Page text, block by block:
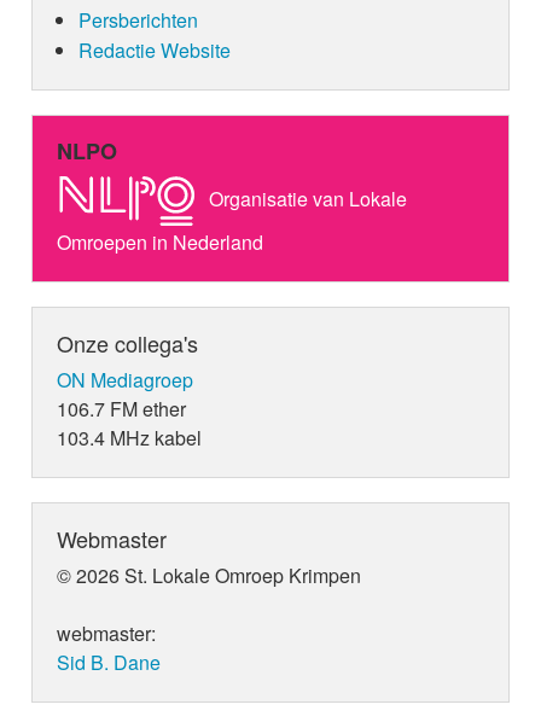
Persberichten
Redactie Website
NLPO
Organisatie van Lokale
Omroepen in Nederland
Onze collega's
ON Mediagroep
106.7 FM ether
103.4 MHz kabel
Webmaster
© 2026 St. Lokale Omroep Krimpen
webmaster:
Sid B. Dane